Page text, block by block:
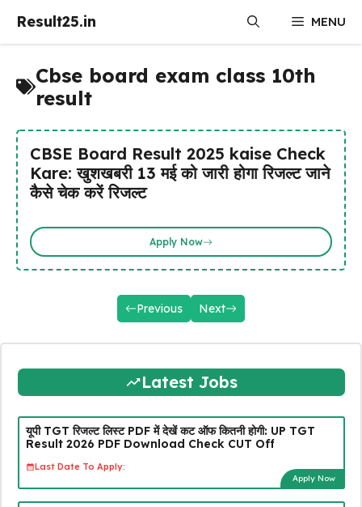
Result25.in MENU
Cbse board exam class 10th
result
CBSE Board Result 2025 kaise Check
Kare: खुशखबरी 13 मई को जारी होगा रिजल्ट जाने
कैसे चेक करें रिजल्ट
Apply Now
Previous Next
Latest Jobs
यूपी TGT रिजल्ट लिस्ट PDF में देखें कट ऑफ कितनी होगी: UP TGT
Result 2026 PDF Download Check CUT Off
Last Date To Apply:
Apply Now